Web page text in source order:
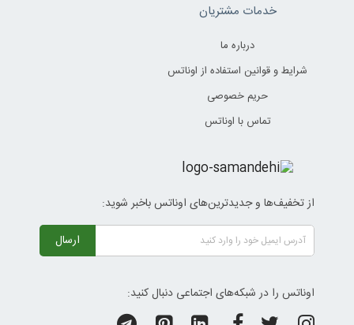
خدمات مشتریان
درباره ما
شرایط و قوانین استفاده از اوناتس
حریم خصوصی
تماس با اوناتس
از تخفیف‌ها و جدیدترین‌های اوناتس باخبر شوید:
ارسال
اوناتس را در شبکه‌های اجتماعی دنبال کنید: